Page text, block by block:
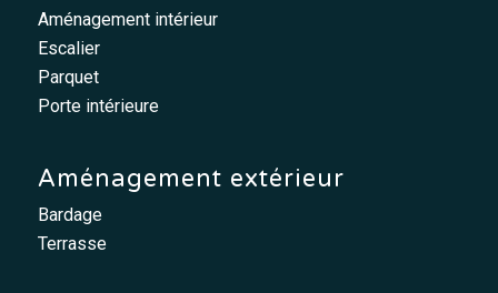
Aménagement intérieur
Escalier
Parquet
Porte intérieure
Aménagement extérieur
Bardage
Terrasse